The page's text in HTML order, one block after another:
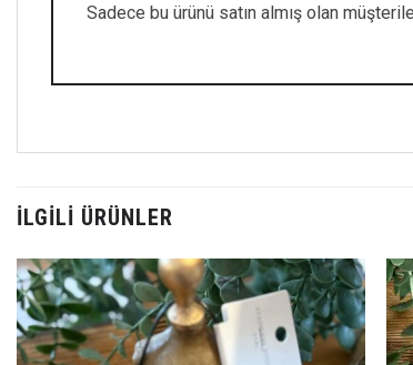
Sadece bu ürünü satın almış olan
İLGILI ÜRÜNLER
Favorilerime
Ekle